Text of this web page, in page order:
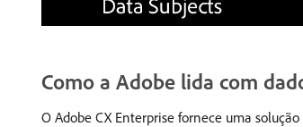
Como a Adobe lida com
O Adobe CX Enterprise fornece uma